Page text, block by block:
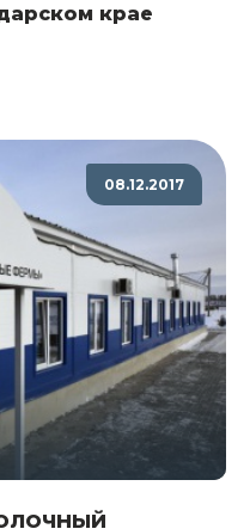
крае
08.12.2017